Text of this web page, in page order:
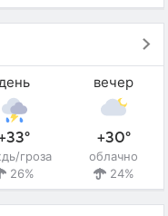
гроза
26%
вечер
+30°
облачно
24%